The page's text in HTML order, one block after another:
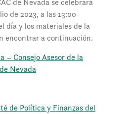
de Nevada se celebrará
de 2023, a las 13:00
día y los materiales de la
encontrar a continuación.
– Consejo Asesor de la
Nevada
de Política y Finanzas del